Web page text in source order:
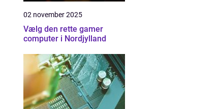
02 november 2025
Vælg den rette gamer
computer i Nordjylland